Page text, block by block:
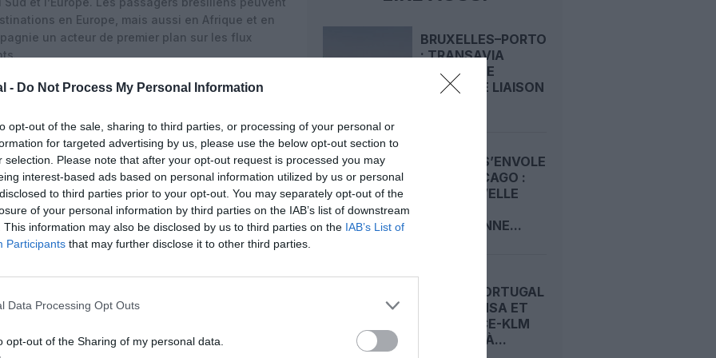
- Do Not Process My Personal Information
opt-out of the sale, sharing to third parties, or processing of your personal or
for targeted advertising by us, please use the below opt-out section to
selection. Please note that after your opt-out request is processed you may
interest-based ads based on personal information utilized by us or personal
to third parties prior to your opt-out. You may separately opt-out of the
of your personal information by third parties on the IAB’s list of downstream
This information may also be disclosed by us to third parties on the IAB’s List of
Participants that may further disclose it to other third parties.
Data Processing Opt Outs
opt-out of the Sharing of my personal data.
en Europe, mais aussi en Afrique et en
un acteur de premier plan sur les flux
entre le Portugal et le Brésil, soit 16
des hausses de fréquences ciblées notamment
Brasília, Natal/Maceió, Porto Alegre,
puissance s’inscrit dans un contexte de
le tourisme, les échanges économiques et une
compagnie cherche à capter grâce à des
dense.
histoire transatlantique
aux débuts de l’aviation commerciale
compagnie a opéré son premier vol direct en jet
juin 1966 avec un Boeing 707 immatriculé
à la traversée historique de Sacadura
aérienne de l’Atlantique Sud en 1922. Ce vol,
a inauguré des liaisons régulières en jet entre le
d’un pont aérien appelé à se densifier.
BRUXELLES–PORTO
: TRANSAVIA
OUVRE UNE
NOUVELLE LIAISON
CONDOR S’ENVOLE
VERS CHICAGO :
UNE NOUVELLE
QUOTIDIENNE...
TAP AIR PORTUGAL
: LUFTHANSA ET
AIR FRANCE-KLM
PASSENT À...